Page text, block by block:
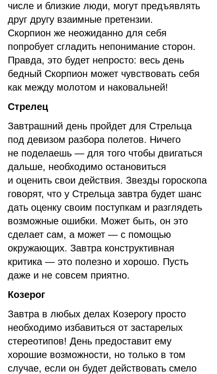
числе и близкие люди, могут предъявлять
друг другу взаимные претензии.
Скорпион же неожиданно для себя
попробует сгладить непонимание сторон.
Правда, это будет непросто: весь день
бедный Скорпион может чувствовать себя
как между молотом и наковальней!
Стрелец
Завтрашний день пройдет для Стрельца
под девизом разбора полетов. Ничего
не поделаешь — для того чтобы двигаться
дальше, необходимо остановиться
и оценить свои действия. Звезды гороскопа
говорят, что у Стрельца завтра будет шанс
дать оценку своим поступкам и разглядеть
возможные ошибки. Может быть, он это
сделает сам, а может — с помощью
окружающих. Завтра конструктивная
критика — это полезно и хорошо. Пусть
даже и не совсем приятно.
Козерог
Завтра в любых делах Козерогу просто
необходимо избавиться от застарелых
стереотипов! День предоставит ему
хорошие возможности, но только в том
случае, если он будет действовать смело